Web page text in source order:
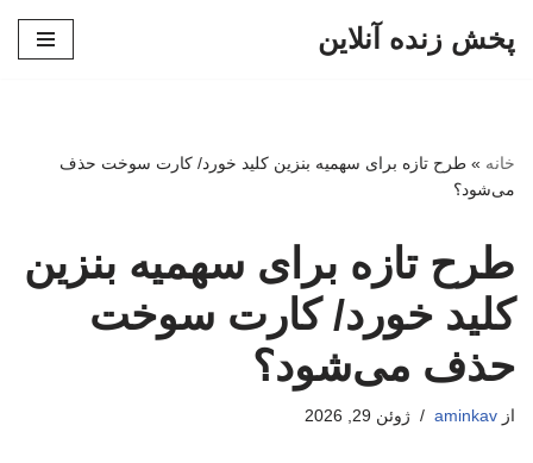
پخش زنده آنلاین
خانه » طرح تازه برای سهمیه بنزین کلید خورد/ کارت سوخت حذف
می‌شود؟
طرح تازه برای سهمیه بنزین
کلید خورد/ کارت سوخت
حذف می‌شود؟
از aminkav ژوئن 29, 2026